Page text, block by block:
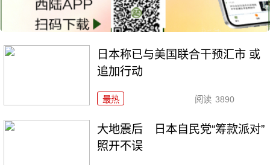
日本称已与美国联合干预汇市 或
追加行动
最热 阅读 3890
大地震后 日本自民党“筹款派对”
照开不误